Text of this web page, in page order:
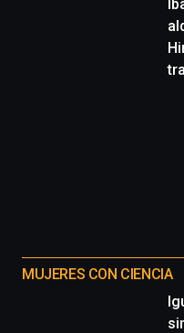
MUJERES CON CIENCIA